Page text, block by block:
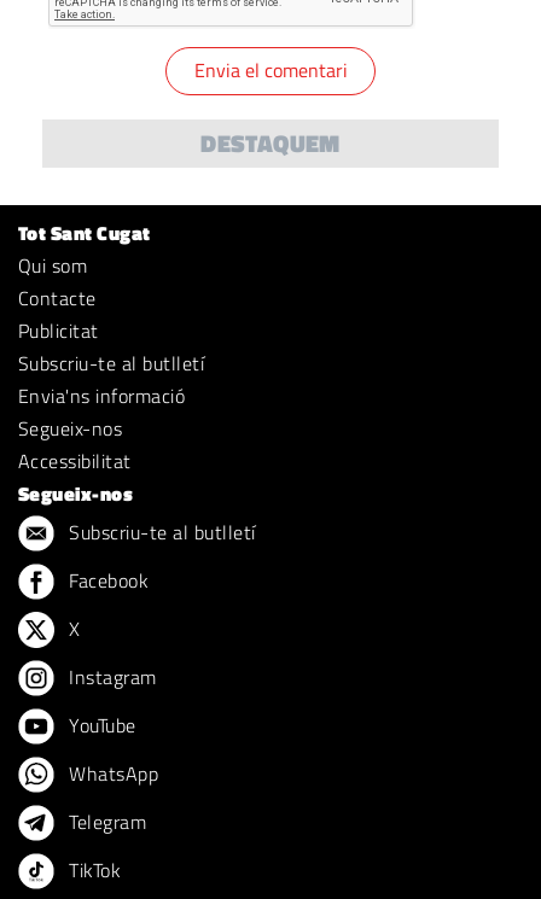
DESTAQUEM
Tot Sant Cugat
Qui som
Contacte
Publicitat
Subscriu-te al butlletí
Envia'ns informació
Segueix-nos
Accessibilitat
Segueix-nos
Subscriu-te al butlletí
Facebook
X
Instagram
YouTube
WhatsApp
Telegram
TikTok